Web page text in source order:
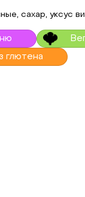
сахар, уксус
глютена